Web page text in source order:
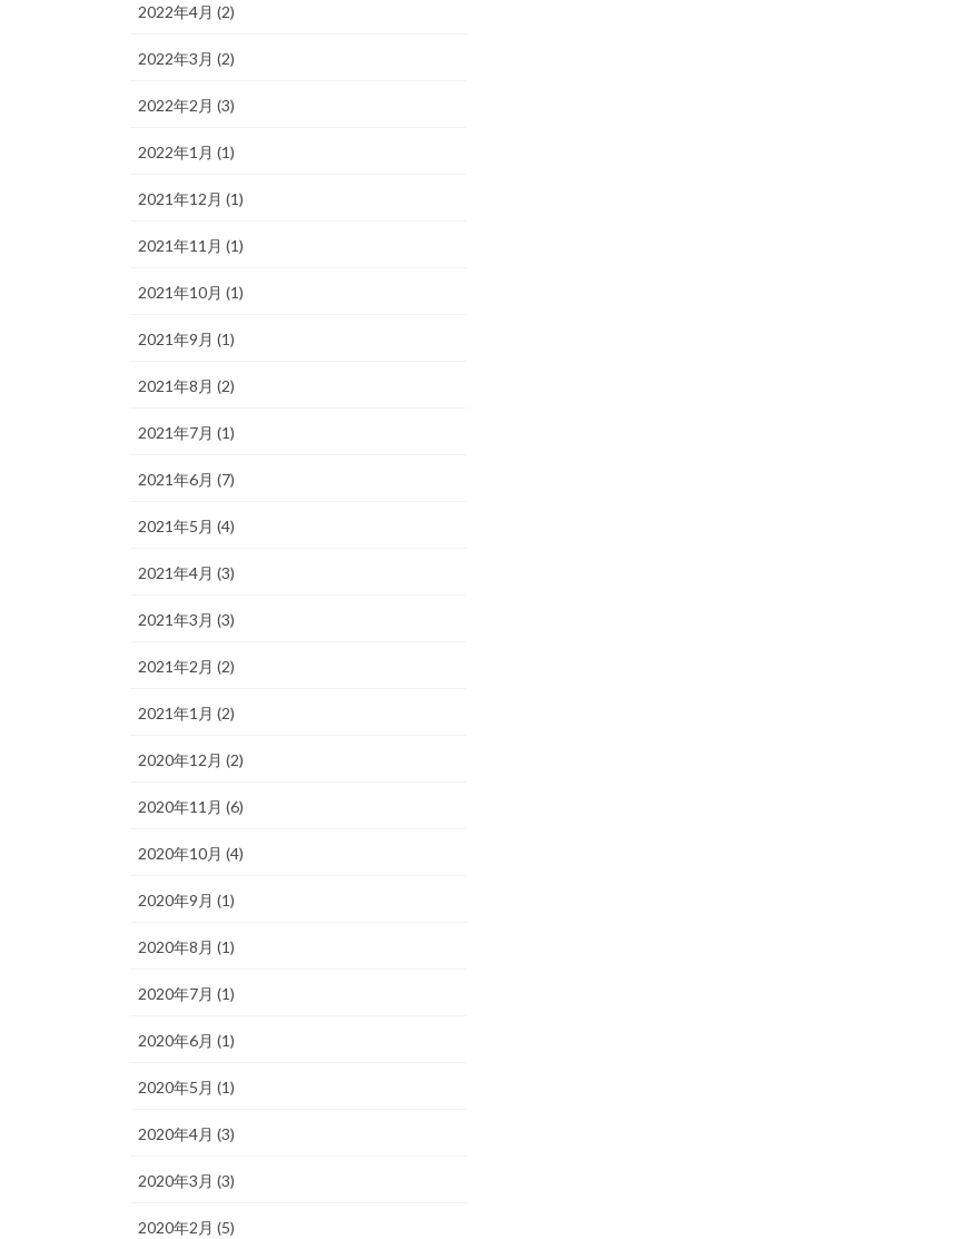
2022年4月 (2)
2022年3月 (2)
2022年2月 (3)
2022年1月 (1)
2021年12月 (1)
2021年11月 (1)
2021年10月 (1)
2021年9月 (1)
2021年8月 (2)
2021年7月 (1)
2021年6月 (7)
2021年5月 (4)
2021年4月 (3)
2021年3月 (3)
2021年2月 (2)
2021年1月 (2)
2020年12月 (2)
2020年11月 (6)
2020年10月 (4)
2020年9月 (1)
2020年8月 (1)
2020年7月 (1)
2020年6月 (1)
2020年5月 (1)
2020年4月 (3)
2020年3月 (3)
2020年2月 (5)